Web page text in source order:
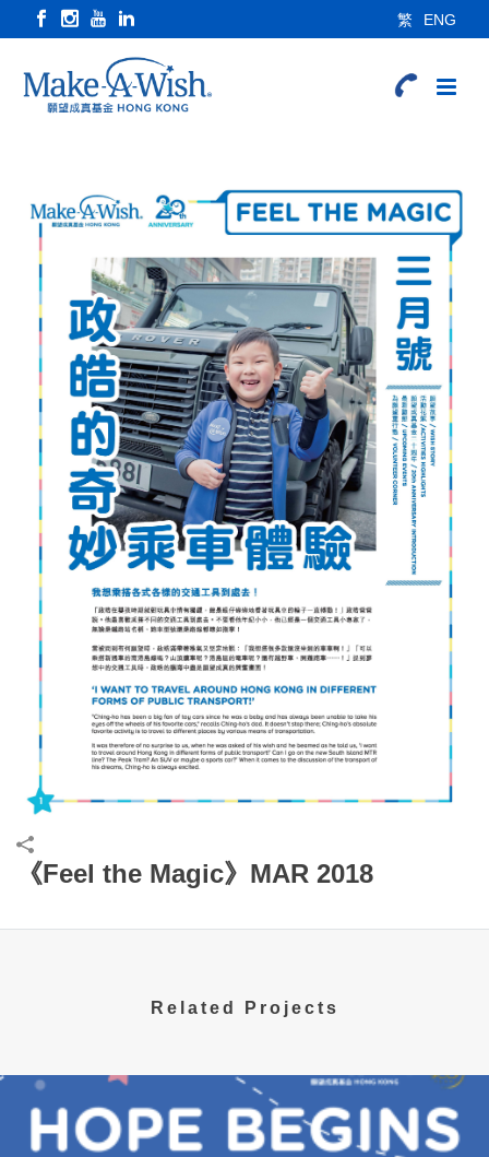
繁 ENG
《Feel the Magic》MAR 2018
Related Projects